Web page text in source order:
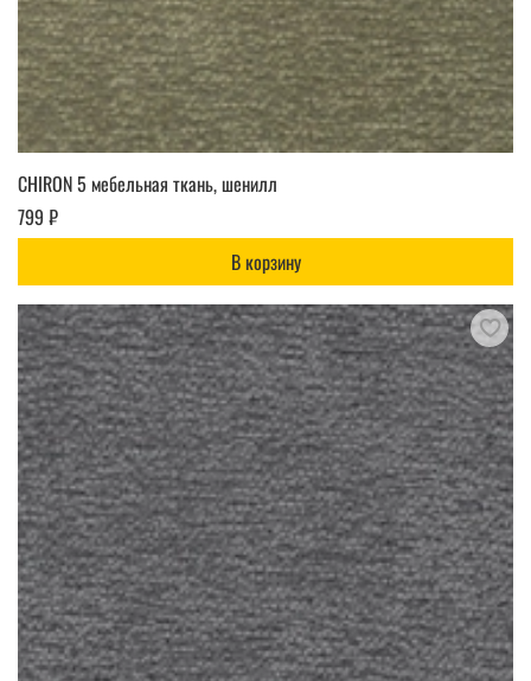
CHIRON 5 мебельная ткань, шенилл
799 ₽
В корзину